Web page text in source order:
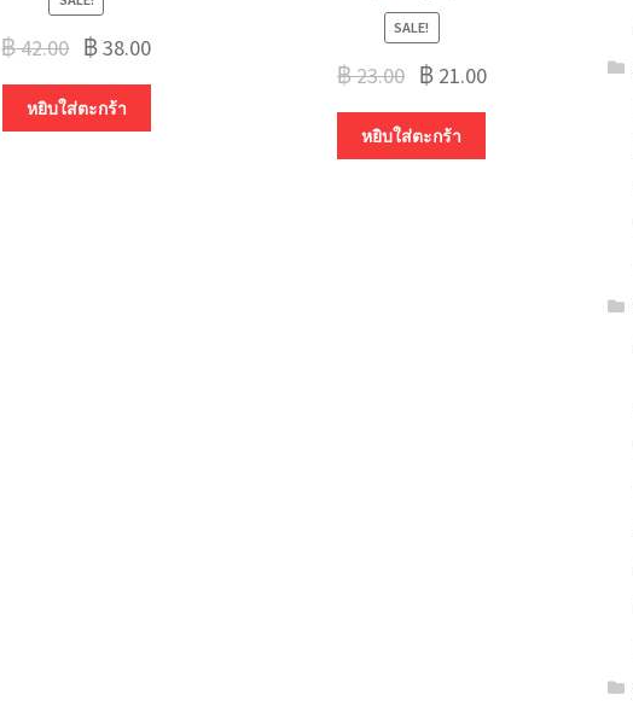
฿42.00 ฿38.00
หยิบใส่ตะกร้า
SALE!
฿23.00 ฿21.00
หยิบใส่ตะกร้า